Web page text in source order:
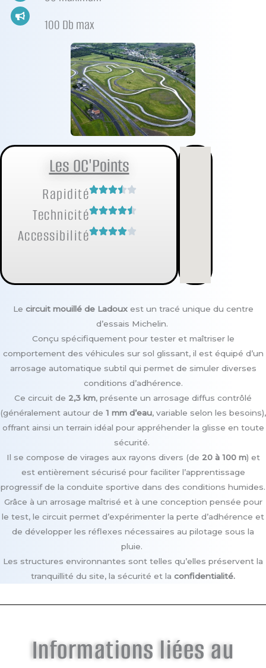
100 Db max
Les OC'Points
Rapidité
Technicité
Accessibilité
Le circuit mouillé de Ladoux est un tracé unique du centre
d’essais Michelin.
Conçu spécifiquement pour tester et maîtriser le
comportement des véhicules sur sol glissant, il est équipé d’un
arrosage automatique subtil qui permet de simuler diverses
conditions d’adhérence.
Ce circuit de 2,3 km, présente un arrosage diffus contrôlé
(généralement autour de 1 mm d’eau, variable selon les besoins),
offrant ainsi un terrain idéal pour appréhender la glisse en toute
sécurité.
Il se compose de virages aux rayons divers (de 20 à 100 m) et
est entièrement sécurisé pour faciliter l’apprentissage
progressif de la conduite sportive dans des conditions humides.
Grâce à un arrosage maîtrisé et à une conception pensée pour
le test, le circuit permet d’expérimenter la perte d’adhérence et
de développer les réflexes nécessaires au pilotage sous la
pluie.
Les structures environnantes sont telles qu’elles préservent la
tranquillité du site, la sécurité et la confidentialité.
Informations liées au